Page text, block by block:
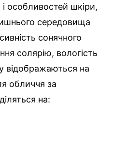
особливостей шкіри,
середовища
сонячного
солярію, вологість
відображаються на
обличчя за
на: